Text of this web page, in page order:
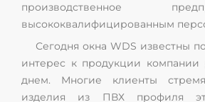
производственное
высококвалифицированным
Сегодня окна WDS известны
интерес к продукции компании
днем. Многие клиенты
изделия из ПВХ профиля